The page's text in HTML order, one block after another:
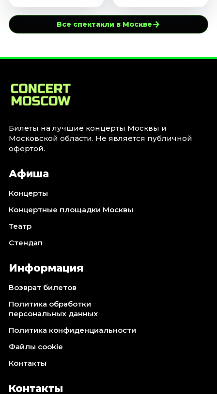
Все спектакли в Москве→
Билеты на лучшие концерты Москвы и
Московской области. Не является публичной
офертой.
Афиша
Концерты
Концертные площадки Москвы
Театр
Стендап
Информация
Возврат билетов
Политика обработки
персональных данных
Политика конфиденциальности
Файлы cookie
Контакты
Контакты